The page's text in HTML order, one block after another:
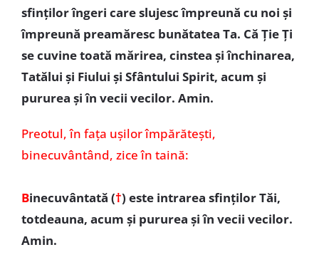
sfinților îngeri care slujesc împreună cu noi și
împreună preamăresc bunătatea Ta. Că Ție Ți
se cuvine toată mărirea, cinstea și închinarea,
Tatălui și Fiului și Sfântului Spirit, acum și
pururea și în vecii vecilor. Amin.
Preotul, în fața ușilor împărătești,
binecuvântând, zice în taină:
Binecuvântată (†) este intrarea sfinților Tăi,
totdeauna, acum și pururea și în vecii vecilor.
Amin.